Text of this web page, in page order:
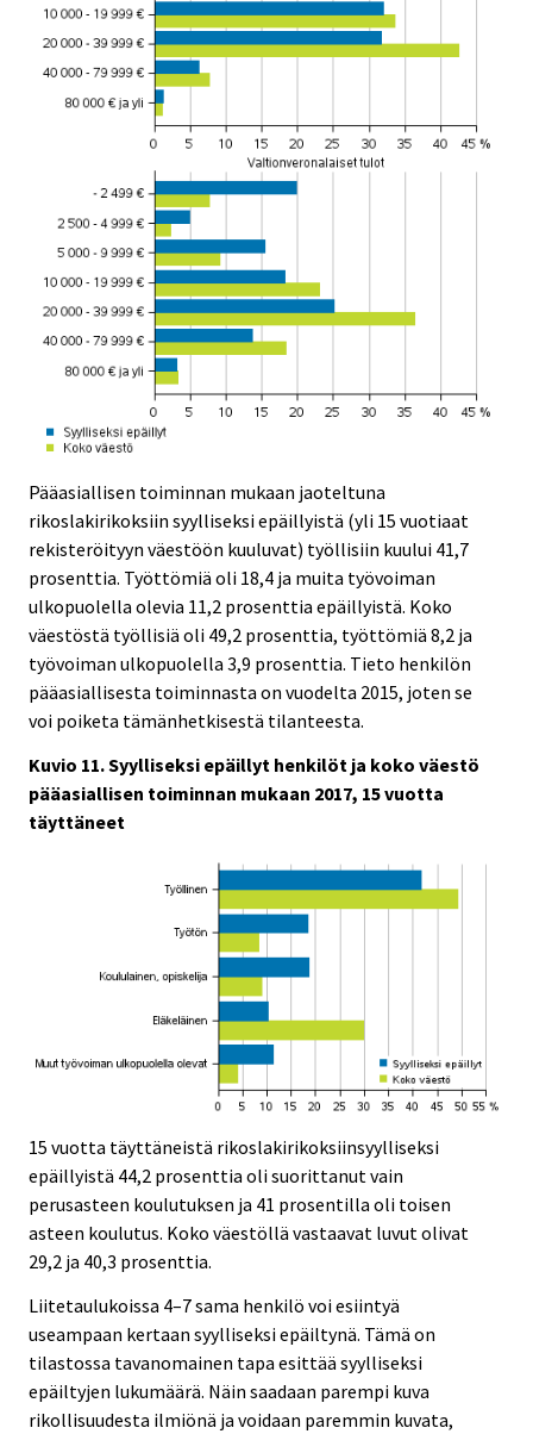
Pääasiallisen toiminnan mukaan jaoteltuna
rikoslakirikoksiin syylliseksi epäillyistä (yli 15 vuotiaat
rekisteröityyn väestöön kuuluvat) työllisiin kuului 41,7
prosenttia. Työttömiä oli 18,4 ja muita työvoiman
ulkopuolella olevia 11,2 prosenttia epäillyistä. Koko
väestöstä työllisiä oli 49,2 prosenttia, työttömiä 8,2 ja
työvoiman ulkopuolella 3,9 prosenttia. Tieto henkilön
pääasiallisesta toiminnasta on vuodelta 2015, joten se
voi poiketa tämänhetkisestä tilanteesta.
Kuvio 11. Syylliseksi epäillyt henkilöt ja koko väestö
pääasiallisen toiminnan mukaan 2017, 15 vuotta
täyttäneet
15 vuotta täyttäneistä rikoslakirikoksiinsyylliseksi
epäillyistä 44,2 prosenttia oli suorittanut vain
perusasteen koulutuksen ja 41 prosentilla oli toisen
asteen koulutus. Koko väestöllä vastaavat luvut olivat
29,2 ja 40,3 prosenttia.
Liitetaulukoissa 4–7 sama henkilö voi esiintyä
useampaan kertaan syylliseksi epäiltynä. Tämä on
tilastossa tavanomainen tapa esittää syylliseksi
epäiltyjen lukumäärä. Näin saadaan parempi kuva
rikollisuudesta ilmiönä ja voidaan paremmin kuvata,